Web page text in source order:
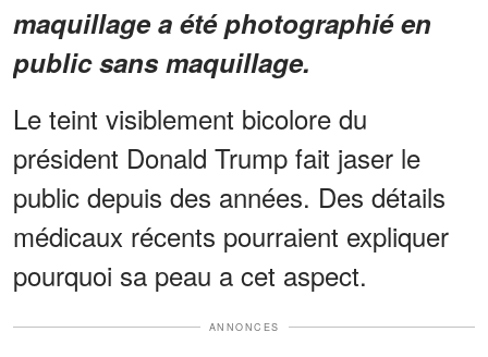
maquillage a été photographié en
public sans maquillage.
Le teint visiblement bicolore du
président Donald Trump fait jaser le
public depuis des années. Des détails
médicaux récents pourraient expliquer
pourquoi sa peau a cet aspect.
ANNONCES